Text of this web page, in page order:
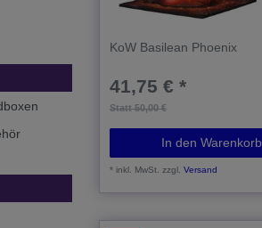
KoW Basilean Phoenix
Statt 50,00 €
41,75 € *
In den Warenkorb
*inkl. MwSt. zzgl.Versand